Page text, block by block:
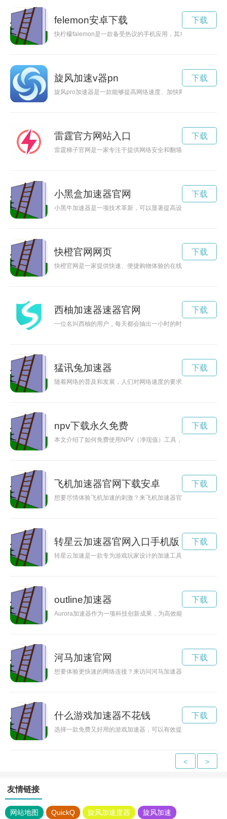
felemon安卓下载
快柠檬falemon是一款备受热议的手机应用，其功能丰富，但
下载
旋风加速v器pn
旋风pro加速器是一款能够提高网络速度、加快网页加载、解决
下载
雷霆官方网站入口
雷霆梯子官网是一家专注于提供网络安全和翻墙工具的平台，
下载
小黑盒加速器官网
小黑牛加速器是一项技术革新，可以显著提高设备运行速度，带
下载
快橙官网网页
快橙官网是一家提供快速、便捷购物体验的在线购物平台，为
下载
西柚加速器速器官网
一位名叫西柚的用户，每天都会抽出一小时的时间来试用加速
下载
猛讯兔加速器
随着网络的普及和发展，人们对网络速度的要求也越来越高。
下载
npv下载永久免费
本文介绍了如何免费使用NPV（净现值）工具，帮助投资者精
下载
飞机加速器官网下载安卓
想要尽情体验飞机加速的刺激？来飞机加速器官网吧！这里有
下载
转星云加速器官网入口手机版
转星云加速是一款专为游戏玩家设计的加速工具，能够提高游
下载
outline加速器
Aurora加速器作为一项科技创新成果，为高效能源和绿色环保
下载
河马加速官网
想要体验更快速的网络连接？来访问河马加速器官网入口，让你
下载
什么游戏加速器不花钱
选择一款免费又好用的游戏加速器，可以有效提升游戏的网络
下载
< >
友情链接
网站地图 QuickQ 旋风加速度器 旋风加速